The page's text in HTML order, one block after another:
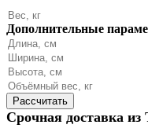
Дополнительные
Срочная доставка из